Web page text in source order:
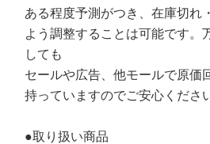
ある程度予測がつき、在庫切れ
よう調整することは可能です。
しても
セールや広告、他モールで原価
持っていますのでご安心くださ
●取り扱い商品